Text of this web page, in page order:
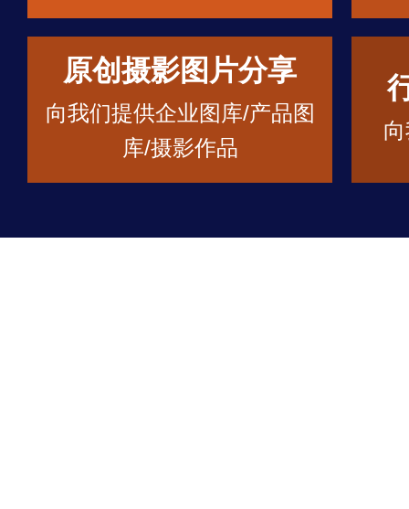
原创摄影图片分享
向我们提供企业图库/产品图
库/摄影作品